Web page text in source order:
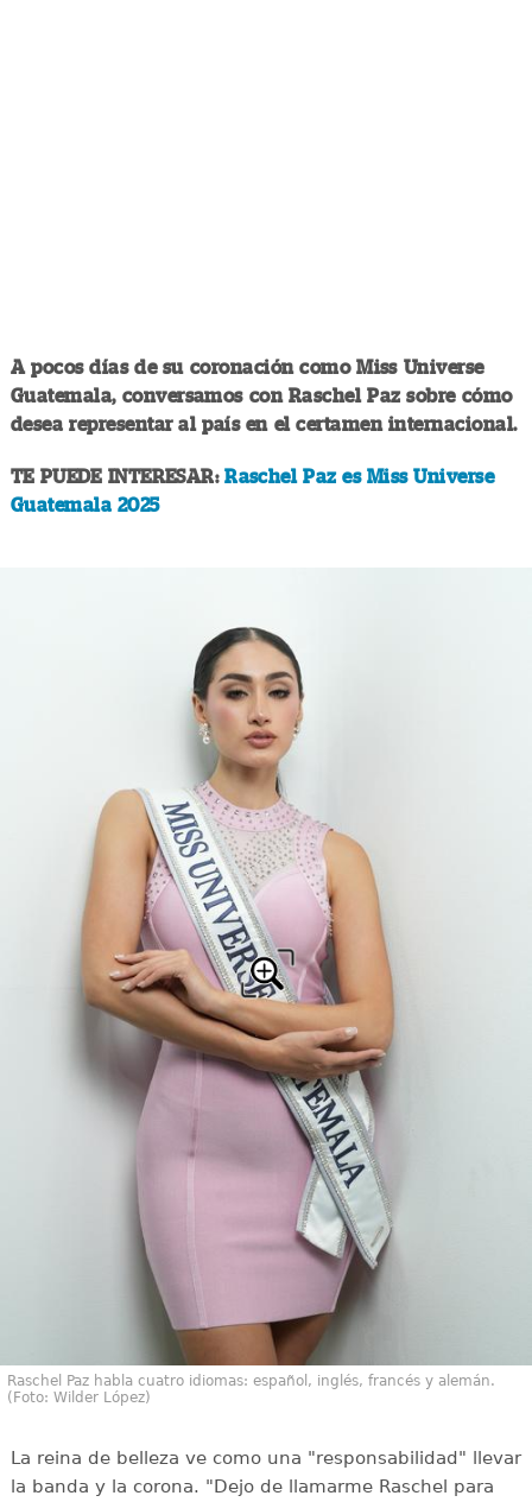
A pocos días de su coronación como Miss Universe
Guatemala, conversamos con Raschel Paz sobre cómo
desea representar al país en el certamen internacional.
TE PUEDE INTERESAR:Raschel Paz es Miss Universe
Guatemala 2025
Raschel Paz habla cuatro idiomas: español, inglés, francés y alemán.
(Foto: Wilder López)
La reina de belleza ve como una "responsabilidad" llevar
la banda y la corona. "Dejo de llamarme Raschel para